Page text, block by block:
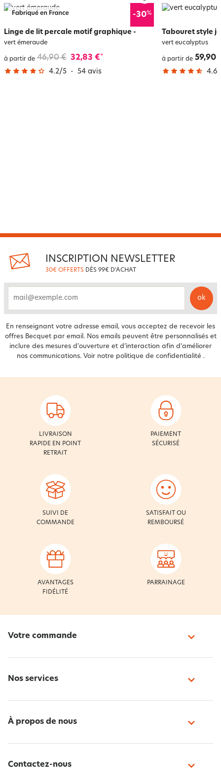
-30%
Linge de lit percale motif graphique -
vert émeraude
à partir de 46,90 € 32,83 €*
4.2/5 - 54 avis
Tabouret style
vert eucalyptus
à partir de 59,90
4.6
INSCRIPTION NEWSLETTER
30€ OFFERTS DÈS 99€ D'ACHAT
ok
En renseignant votre adresse email, vous acceptez de recevoir les
offres Becquet par email. Nos emails peuvent être personnalisés et
inclure des mesures d’ouverture et d’interaction afin d’améliorer
nos communications. Voir notre politique de confidentialité .
LIVRAISON
RAPIDE EN POINT
RETRAIT
PAIEMENT
SÉCURISÉ
SUIVI DE
COMMANDE
SATISFAIT OU
REMBOURSÉ
AVANTAGES
FIDÉLITÉ
PARRAINAGE
Votre commande
Nos services
À propos de nous
Contactez-nous